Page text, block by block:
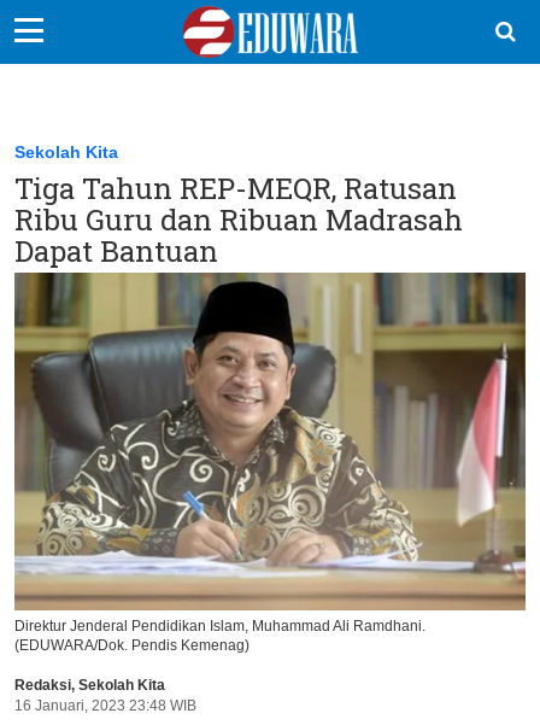
Sekolah Kita
Vokasi
Kampus
Idea
Sains
EduDana
Ikuti Kami di:
Sekolah Kita
Tiga Tahun REP-MEQR, Ratusan
Ribu Guru dan Ribuan Madrasah
Dapat Bantuan
Direktur Jenderal Pendidikan Islam, Muhammad Ali Ramdhani.
(EDUWARA/Dok. Pendis Kemenag)
Redaksi, Sekolah Kita
16 Januari, 2023 23:48 WIB